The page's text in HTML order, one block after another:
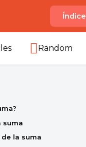
B C
Índice
Random
suma
la suma